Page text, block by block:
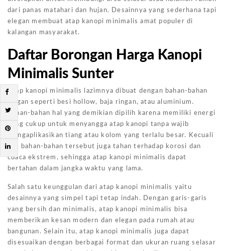
dari panas matahari dan hujan. Desainnya yang sederhana tapi
elegan membuat atap kanopi minimalis amat populer di
kalangan masyarakat.
Daftar Borongan Harga Kanopi
Minimalis Sunter
Atap kanopi minimalis lazimnya dibuat dengan bahan-bahan
ringan seperti besi hollow, baja ringan, atau aluminium.
Bahan-bahan hal yang demikian dipilih karena memiliki energi
yang cukup untuk menyangga atap kanopi tanpa wajib
mengaplikasikan tiang atau kolom yang terlalu besar. Kecuali
itu, bahan-bahan tersebut juga tahan terhadap korosi dan
cuaca ekstrem, sehingga atap kanopi minimalis dapat
bertahan dalam jangka waktu yang lama.
Salah satu keunggulan dari atap kanopi minimalis yaitu
desainnya yang simpel tapi tetap indah. Dengan garis-garis
yang bersih dan minimalis, atap kanopi minimalis bisa
memberikan kesan modern dan elegan pada rumah atau
bangunan. Selain itu, atap kanopi minimalis juga dapat
disesuaikan dengan berbagai format dan ukuran ruang selasar